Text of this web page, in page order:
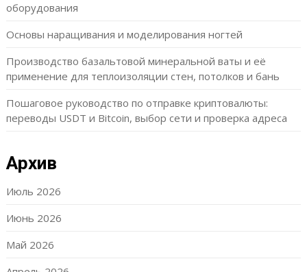
оборудования
Основы наращивания и моделирования ногтей
Производство базальтовой минеральной ваты и её
применение для теплоизоляции стен, потолков и бань
Пошаговое руководство по отправке криптовалюты:
переводы USDT и Bitcoin, выбор сети и проверка адреса
Архив
Июль 2026
Июнь 2026
Май 2026